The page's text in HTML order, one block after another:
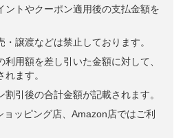
ントやクーポン適用後の支払金額を
譲渡などは禁止しております。
用額を差し引いた金額に対して、
ます。
引後の合計金額が記載されます。
ッピング店、Amazon店ではご利